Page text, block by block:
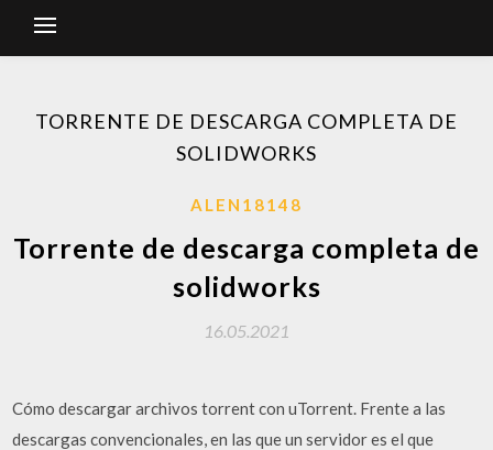
TORRENTE DE DESCARGA COMPLETA DE
SOLIDWORKS
ALEN18148
Torrente de descarga completa de
solidworks
16.05.2021
Cómo descargar archivos torrent con uTorrent. Frente a las
descargas convencionales, en las que un servidor es el que